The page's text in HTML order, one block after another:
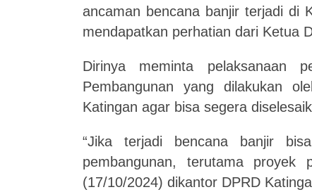
ancaman bencana banjir terjadi di
mendapatkan perhatian dari Ketua
Dirinya meminta pelaksanaan
Pembangunan
yang dilakukan
Katingan agar bisa segera
“Jika terjadi bencana banjir bisa
pembangunan,
terutama proyek
(17/10/2024) dikantor DPRD